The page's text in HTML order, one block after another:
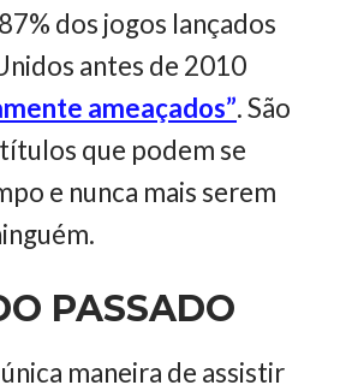
dos jogos lançados
antes de 2010
ameaçados”. São
que podem se
e nunca mais serem
PASSADO
maneira de assistir